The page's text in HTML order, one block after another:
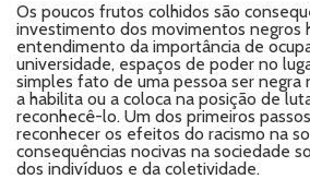
Os poucos frutos colhidos são
investimento dos movimentos negros
entendimento da importância de
universidade, espaços de poder no
simples fato de uma pessoa ser negra
a habilita ou a coloca na posição de
reconhecê-lo. Um dos primeiros
reconhecer os efeitos do racismo na
consequências nocivas na sociedade
dos indivíduos e da coletividade.